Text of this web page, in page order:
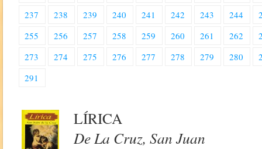
237
238 239 240 241 242 243 244
255
256 257 258 259 260 261 262
273
274 275 276 277 278 279 280
291
LÍRICA
De La Cruz, San Juan